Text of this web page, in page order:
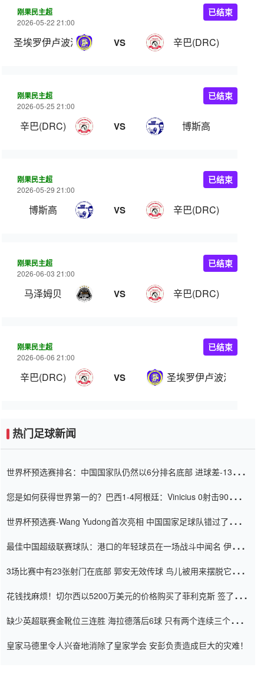
刚果民主超
2026-05-22 21:00
圣埃罗伊卢波波 VS 辛巴(DRC)
已结束
刚果民主超
2026-05-25 21:00
辛巴(DRC) VS 博斯高
已结束
刚果民主超
2026-05-29 21:00
博斯高 VS 辛巴(DRC)
已结束
刚果民主超
2026-06-03 21:00
马泽姆贝 VS 辛巴(DRC)
已结束
刚果民主超
2026-06-06 21:00
辛巴(DRC) VS 圣埃罗伊卢波波
已结束
热门足球新闻
世界杯预选赛排名：中国国家队仍然以6分排名底部 进球差-13令人
您是如何获得世界第一的？巴西1-4阿根廷：Vinicius 0射击90分钟
世界杯预选赛-Wang Yudong首次亮相 中国国家足球队错过了世界
最佳中国超级联赛球队：港口的年轻球员在一场战斗中闻名 伊万放
3场比赛中有23张射门在底部 郭安无效传球 鸟儿被用来摆脱它
花钱找麻烦！切尔西以5200万美元的价格购买了菲利克斯 签了7年
缺少英超联赛金靴位三连胜 海拉德落后6球 只有两个连续三个连续
皇家马德里令人兴奋地消除了皇家学会 安彭负责造成巨大的灾难！